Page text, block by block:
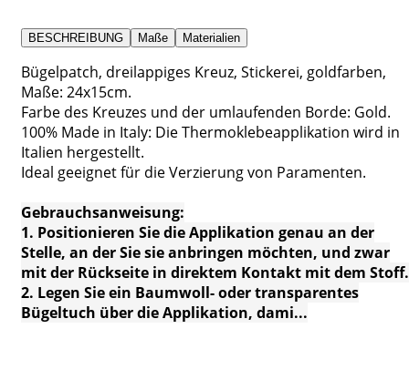
BESCHREIBUNG Maße Materialien
Bügelpatch, dreilappiges Kreuz, Stickerei, goldfarben,
Maße: 24x15cm.
Farbe des Kreuzes und der umlaufenden Borde: Gold.
100% Made in Italy: Die Thermoklebeapplikation wird in
Italien hergestellt.
Ideal geeignet für die Verzierung von Paramenten.
Gebrauchsanweisung:
1. Positionieren Sie die Applikation genau an der
Stelle, an der Sie sie anbringen möchten, und zwar
mit der Rückseite in direktem Kontakt mit dem Stoff.
2. Legen Sie ein Baumwoll- oder transparentes
Bügeltuch über die Applikation, dami...